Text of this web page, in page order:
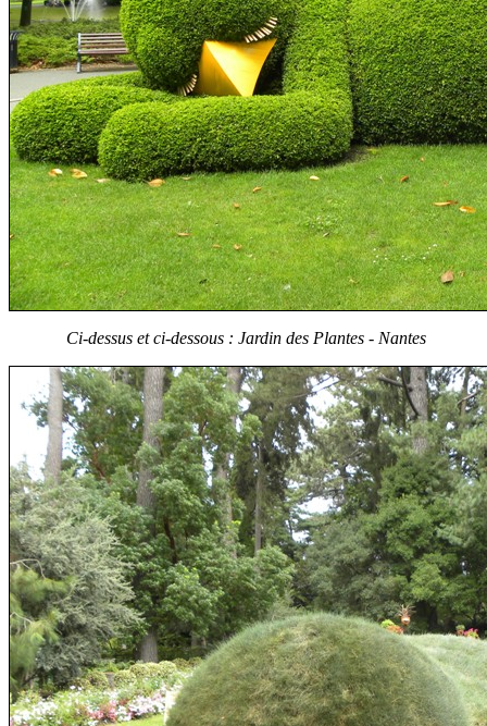
Ci-dessus et ci-dessous : Jardin des Plantes - Nantes